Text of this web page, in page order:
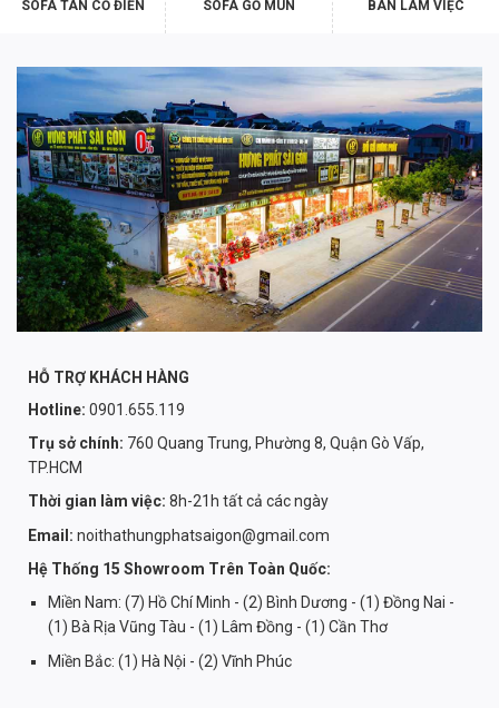
SOFA TÂN CỔ ĐIỂN SOFA GỖ MUN BÀN LÀM VIỆC
HỖ TRỢ KHÁCH HÀNG
Hotline: 0901.655.119
Trụ sở chính: 760 Quang Trung, Phường 8, Quận Gò Vấp,
TP.HCM
Thời gian làm việc: 8h-21h tất cả các ngày
Email: noithathungphatsaigon@gmail.com
Hệ Thống 15 Showroom Trên Toàn Quốc:
Miền Nam: (7) Hồ Chí Minh - (2) Bình Dương - (1) Đồng Nai -
(1) Bà Rịa Vũng Tàu - (1) Lâm Đồng - (1) Cần Thơ
Miền Bắc: (1) Hà Nội - (2) Vĩnh Phúc